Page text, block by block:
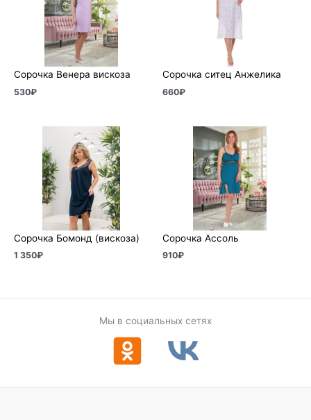
Сорочка Венера вискоза
530₽
Сорочка ситец Анжелика
660₽
Сорочка Бомонд (вискоза)
1 350₽
Сорочка Ассоль
910₽
Мы в социальных сетях